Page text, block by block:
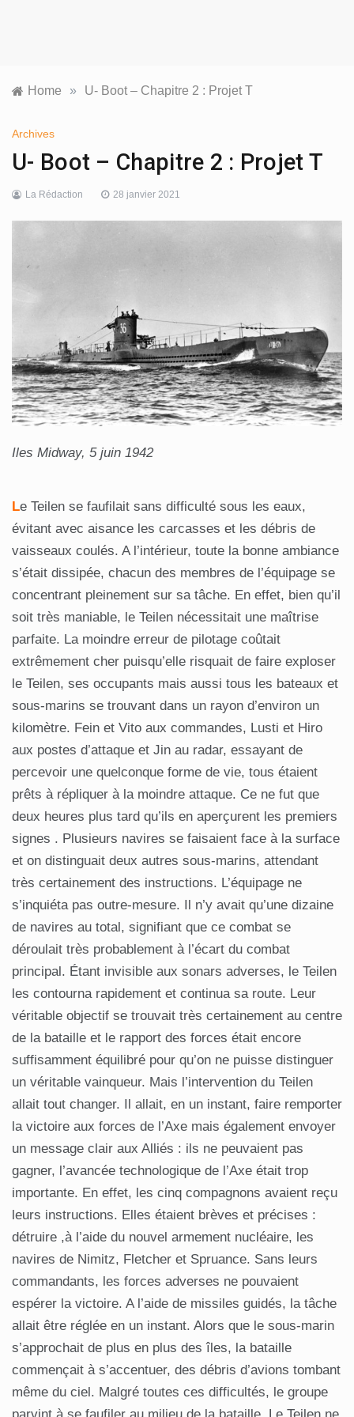
Home » U- Boot – Chapitre 2 : Projet T
Archives
U- Boot – Chapitre 2 : Projet T
La Rédaction 28 janvier 2021
Iles Midway, 5 juin 1942
Le Teilen se faufilait sans difficulté sous les eaux,
évitant avec aisance les carcasses et les débris de
vaisseaux coulés. A l’intérieur, toute la bonne ambiance
s’était dissipée, chacun des membres de l’équipage se
concentrant pleinement sur sa tâche. En effet, bien qu’il
soit très maniable, le Teilen nécessitait une maîtrise
parfaite. La moindre erreur de pilotage coûtait
extrêmement cher puisqu’elle risquait de faire exploser
le Teilen, ses occupants mais aussi tous les bateaux et
sous-marins se trouvant dans un rayon d’environ un
kilomètre. Fein et Vito aux commandes, Lusti et Hiro
aux postes d’attaque et Jin au radar, essayant de
percevoir une quelconque forme de vie, tous étaient
prêts à répliquer à la moindre attaque. Ce ne fut que
deux heures plus tard qu’ils en aperçurent les premiers
signes . Plusieurs navires se faisaient face à la surface
et on distinguait deux autres sous-marins, attendant
très certainement des instructions. L’équipage ne
s’inquiéta pas outre-mesure. Il n’y avait qu’une dizaine
de navires au total, signifiant que ce combat se
déroulait très probablement à l’écart du combat
principal. Étant invisible aux sonars adverses, le Teilen
les contourna rapidement et continua sa route. Leur
véritable objectif se trouvait très certainement au centre
de la bataille et le rapport des forces était encore
suffisamment équilibré pour qu’on ne puisse distinguer
un véritable vainqueur. Mais l’intervention du Teilen
allait tout changer. Il allait, en un instant, faire remporter
la victoire aux forces de l’Axe mais également envoyer
un message clair aux Alliés : ils ne peuvaient pas
gagner, l’avancée technologique de l’Axe était trop
importante. En effet, les cinq compagnons avaient reçu
leurs instructions. Elles étaient brèves et précises :
détruire ,à l’aide du nouvel armement nucléaire, les
navires de Nimitz, Fletcher et Spruance. Sans leurs
commandants, les forces adverses ne pouvaient
espérer la victoire. A l’aide de missiles guidés, la tâche
allait être réglée en un instant. Alors que le sous-marin
s’approchait de plus en plus des îles, la bataille
commençait à s’accentuer, des débris d’avions tombant
même du ciel. Malgré toutes ces difficultés, le groupe